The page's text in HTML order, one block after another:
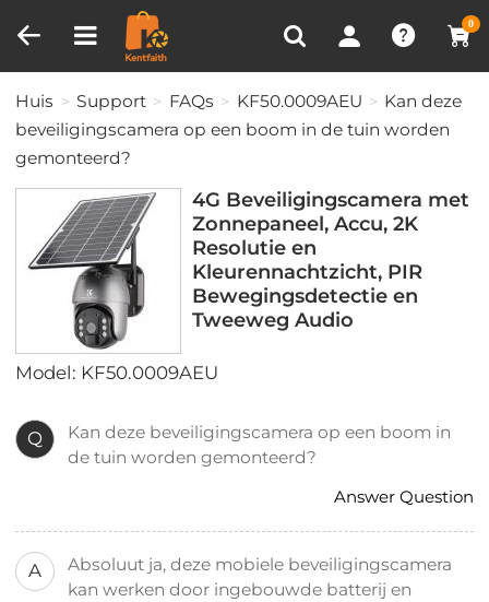
0
RECENT BEKEKEN
Productvergelijken (0)
Huis Support FAQs KF50.0009AEU
Kan deze
beveiligingscamera op een boom in de tuin worden
gemonteerd?
4G Beveiligingscamera met
Zonnepaneel, Accu, 2K
Resolutie en
Kleurennachtzicht, PIR
Bewegingsdetectie en
Tweeweg Audio
Model: KF50.0009AEU
Q
Kan deze beveiligingscamera op een boom in
de tuin worden gemonteerd?
Answer Question
A
Absoluut ja, deze mobiele beveiligingscamera
kan werken door ingebouwde batterij en